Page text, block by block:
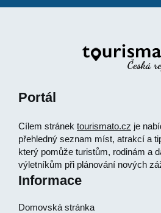
Portál
Cílem stránek tourismato.cz je
přehledný seznam míst, atrakcí a
který pomůže turistům, rodinám a
výletníkům při plánování nových
Informace
Domovská stránka